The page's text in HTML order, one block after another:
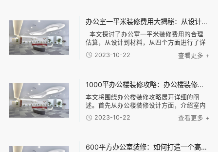
面对新泊地作为高新技术企业的独特需求，
核心设计原则，精准规划空间架构。我们通
过清晰的动线与功能分区，实现了办公区与
实验区的独立与联动，既保障了研发环境的
办公室一平米装修费用大揭秘：从设计到材料，了解每一项费用的合理估算
本文探讨了办公室一平米装修费用的合理
估算，从设计到材料，从四个方面进行了详
细阐述。首先，从设计方面分析了办公室装
修所需的设计费用，并介绍了不同设计风格
2023-10-22 查看更多 +
1000平办公楼装修攻略：办公楼装修设计、材料选择与施工流程全指南
本文将围绕办公楼装修攻略展开详细的阐
述。首先从办公楼装修设计方面，介绍室内
设计的原则和技巧，包括空间布局、光线利
用、色彩搭配等。然后，探讨办公楼装修材
2023-10-22 查看更多 +
600平方办公室装修：如何打造一个高效、舒适、创意的办公环境？